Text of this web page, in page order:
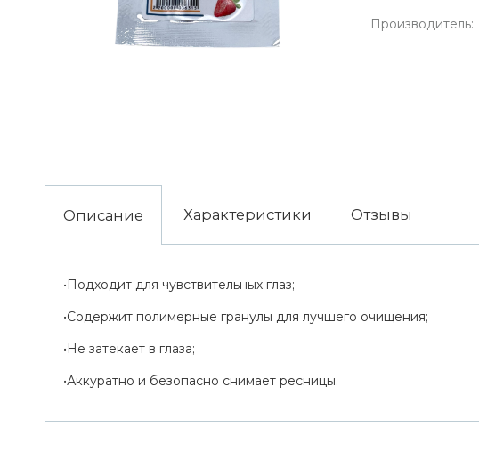
Производитель:
Описание Характеристики Отзывы
•Подходит для чувствительных глаз;
•Содержит полимерные гранулы для лучшего очищения;
•Не затекает в глаза;
•Аккуратно и безопасно снимает ресницы.